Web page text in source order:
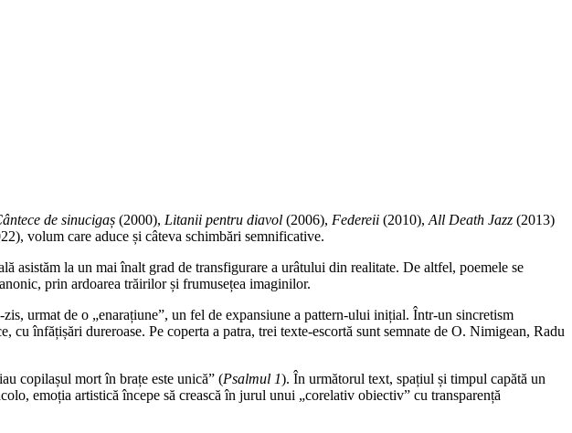
de sinucigaș (2000), Litanii pentru diavol (2006), Federeii (2010), All Death Jazz (2013)
volum care aduce și câteva schimbări semnificative.
asistăm la un mai înalt grad de transfigurare a urâtului din realitate. De altfel, poemele se
prin ardoarea trăirilor și frumusețea imaginilor.
urmat de o „enarațiune”, un fel de expansiune a pattern-ului inițial. Într-un sincretism
înfățișări dureroase. Pe coperta a patra, trei texte-escortă sunt semnate de O. Nimigean, Radu
copilașul mort în brațe este unică” (Psalmul 1). În următorul text, spațiul și timpul capătă un
emoția artistică începe să crească în jurul unui „corelativ obiectiv” cu transparență